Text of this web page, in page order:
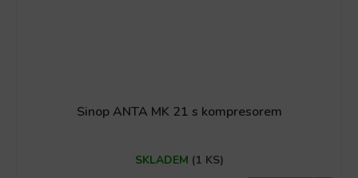
Sinop ANTA MK 21 s kompresorem
SKLADEM (1 KS)